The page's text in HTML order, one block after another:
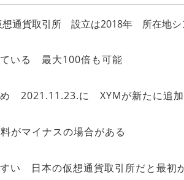
想通貨取引所 設立は2018年 所在地シ
いる 最大100倍も可能
め 2021.11.23.に XYMが新たに追加
がマイナスの場合がある
い 日本の仮想通貨取引所だと最初